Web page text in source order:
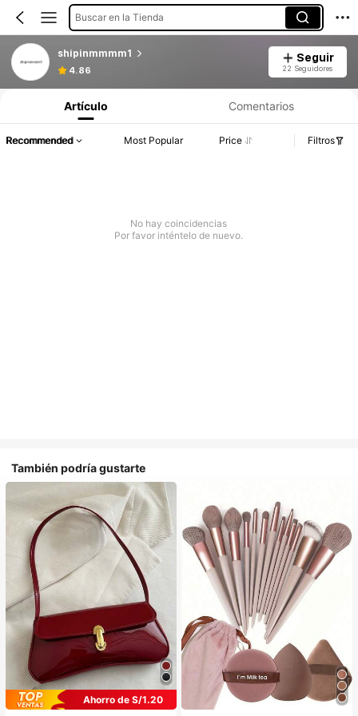
Buscar en la Tienda
shipinmmmm1
4.86
Seguir
22 Seguidores
Artículo Comentarios
Recommended Most Popular Price Filtros
No hay coincidencias
Por favor inténtelo de nuevo.
También podría gustarte
Ahorro de S/1.20